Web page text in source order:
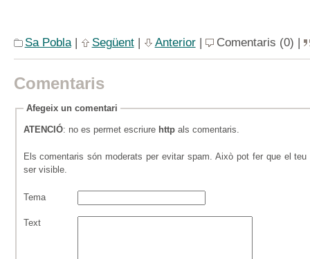
Sa Pobla| Següent| Anterior| Comentaris (0) |
Comentaris
Afegeix un comentari
ATENCIÓ: no es permet escriure httpals comentaris.
Els comentaris són moderats per evitar spam. Això pot fer que el
ser visible.
Tema
Text